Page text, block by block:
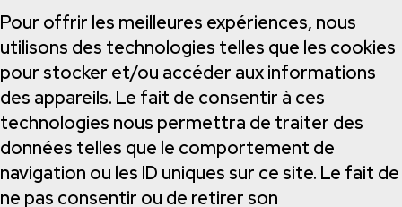
Pour offrir les meilleures expériences, nous
utilisons des technologies telles que les cookies
pour stocker et/ou accéder aux informations
des appareils. Le fait de consentir à ces
technologies nous permettra de traiter des
données telles que le comportement de
navigation ou les ID uniques sur ce site. Le fait de
ne pas consentir ou de retirer son